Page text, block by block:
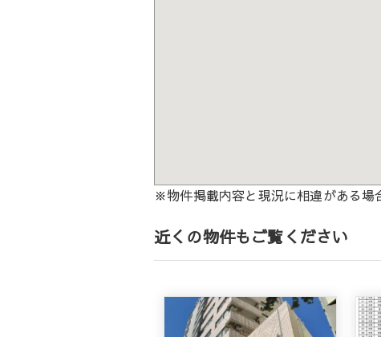
※物件掲載内容と現況に相違がある場
近くの物件もご覧ください